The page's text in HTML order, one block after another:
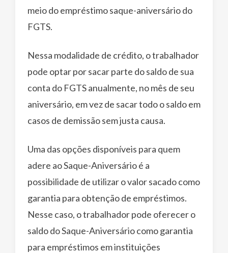
meio do empréstimo saque-aniversário do
FGTS.
Nessa modalidade de crédito, o trabalhador
pode optar por sacar parte do saldo de sua
conta do FGTS anualmente, no mês de seu
aniversário, em vez de sacar todo o saldo em
casos de demissão sem justa causa.
Uma das opções disponíveis para quem
adere ao Saque-Aniversário é a
possibilidade de utilizar o valor sacado como
garantia para obtenção de empréstimos.
Nesse caso, o trabalhador pode oferecer o
saldo do Saque-Aniversário como garantia
para empréstimos em instituições